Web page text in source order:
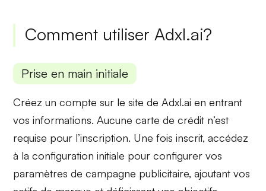
Comment utiliser Adxl.ai?
Prise en main initiale
Créez un compte sur le site de Adxl.ai en entrant
vos informations.Aucune carte de crédit n’est
requise pour l’inscription. Une fois inscrit, accédez
à laconfiguration initiale pour configurer vos
paramètres de campagne publicitaire, ajoutant vos